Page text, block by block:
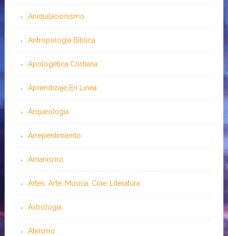
Aniquilacionismo
Antropología Bíblica
Apologética Cristiana
Aprendizaje En Línea
Arqueología
Arrepentimiento
Arrianismo
Artes: Arte, Música, Cine, Literatura
Astrología
Ateísmo